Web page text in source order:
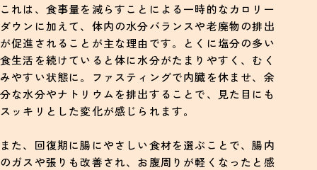
これは、食事量を減らすことによる一時的なカロリー
ダウンに加えて、体内の水分バランスや老廃物の排出
が促進されることが主な理由です。とくに塩分の多い
食生活を続けていると体に水分がたまりやすく、むく
みやすい状態に。ファスティングで内臓を休ませ、余
分な水分やナトリウムを排出することで、見た目にも
スッキリとした変化が感じられます。
また、回復期に腸にやさしい食材を選ぶことで、腸内
のガスや張りも改善され、お腹周りが軽くなったと感